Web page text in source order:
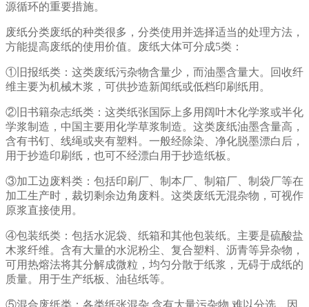
源循环的重要措施。
废纸分类废纸的种类很多，分类使用并选择适当的处理方法，
方能提高废纸的使用价值。废纸大体可分成5类：
①旧报纸类：这类废纸污杂物含量少，而油墨含量大。回收纤
维主要为机械木浆，可供抄造新闻纸或低档印刷纸用。
②旧书籍杂志纸类：这类纸张国际上多用阔叶木化学浆或半化
学浆制造，中国主要用化学草浆制造。这类废纸油墨含量高，
含有书钉、线绳或夹有塑料。一般经除染、净化脱墨漂白后，
用于抄造印刷纸，也可不经漂白用于抄造纸板。
③加工边废料类：包括印刷厂、制本厂、制箱厂、制袋厂等在
加工生产时，裁切剩余边角废料。这类废纸无混杂物，可视作
原浆直接使用。
④包装纸类：包括水泥袋、纸箱和其他包装纸。主要是硫酸盐
木浆纤维。含有大量的水泥粉尘、复合塑料、沥青等异杂物，
可用热熔法将其分解成微粒，均匀分散于纸浆，无碍于成纸的
质量。用于生产纸板、油毡纸等。